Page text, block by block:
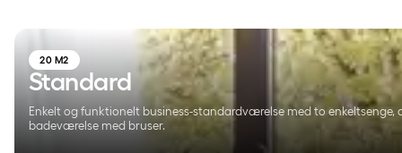
20 M2
Standard
Enkelt og funktionelt business-standardværelse med to enkeltsenge,
badeværelse med bruser.